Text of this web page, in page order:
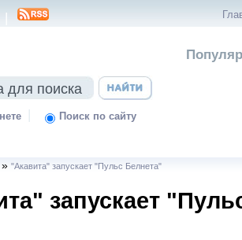
|
| Поиск по сайту
»"Акавита" запускает "Пульс Белнета"
запускает